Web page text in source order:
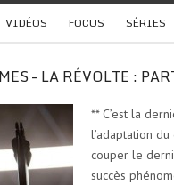
VIDÉOS FOCUS SÉRIES
– LA RÉVOLTE :
** C’est la
l’adaptation
couper le
succès